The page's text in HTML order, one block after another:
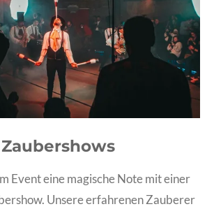
Zaubershows
Event eine magische Note mit einer
Unsere erfahrenen Zauberer